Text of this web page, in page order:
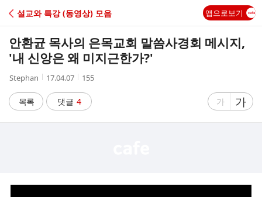
C
A
설교와 특강 (동영상) 모음 앱으로보기
안환균 목사의 은목교회 말씀사경회 메시지,
'내 신앙은 왜 미지근한가?'
작
자
Stephan
작
시
간
17.04.07
조
수
155
목록 댓글 4
글
게
가
글
자
게
가